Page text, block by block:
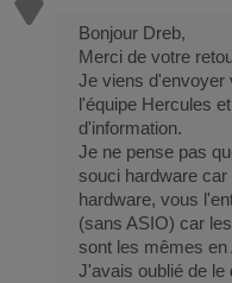
Bonjour Dreb,
Merci de votre
Je viens d'envoyer
l'équipe Hercules
d'information.
Je ne pense pas
souci hardware
hardware, vous
(sans ASIO) car
sont les mêmes en
J'avais oublié de